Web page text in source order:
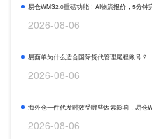
易仓WMS2.0重磅功能！AI物流报价，5分钟
2026-08-06
易面单为什么适合国际货代管理尾程账号？
2026-08-06
海外仓一件代发时效受哪些因素影响，易仓
2026-08-06